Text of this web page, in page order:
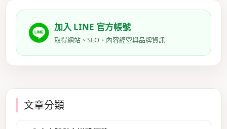
加入 LINE 官方帳號
取得網站、SEO、內容經營與品牌資訊
文章分類